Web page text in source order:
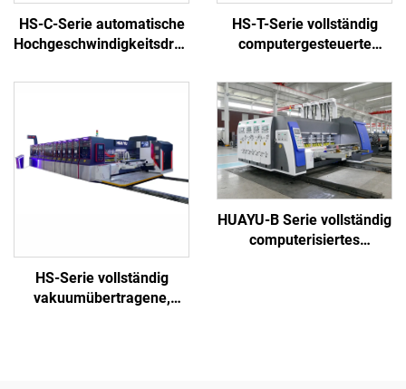
HS-C-Serie automatische
Hochgeschwindigkeitsdruck-
automatischer
HS-T-Serie vollständig
computergesteuerte
und Klebemaschine mit
automatischer Bündelung
(für kleine Boxen)
HS-Serie vollständig
vakuumübertragene,
HUAYU-B Serie vollständig
computerisiertes